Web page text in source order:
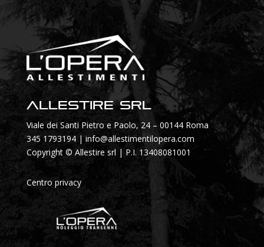
Allestire SRL
Viale dei Santi Pietro e Paolo, 24 – 00144 Roma
345 1793194|info@allestimentilopera.com
Copyright © Allestire srl | P.I. 13408081001
Centro privacy